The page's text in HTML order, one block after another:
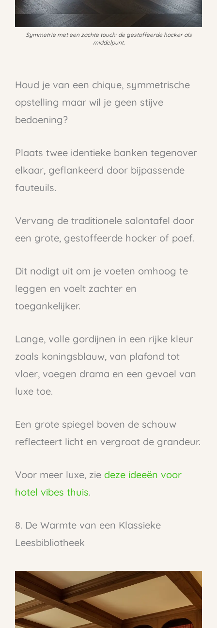
Symmetrie met een zachte touch: de gestoffeerde hocker als
middelpunt.
Houd je van een chique, symmetrische
opstelling maar wil je geen stijve
bedoening?
Plaats twee identieke banken tegenover
elkaar, geflankeerd door bijpassende
fauteuils.
Vervang de traditionele salontafel door
een grote, gestoffeerde hocker of poef.
Dit nodigt uit om je voeten omhoog te
leggen en voelt zachter en
toegankelijker.
Lange, volle gordijnen in een rijke kleur
zoals koningsblauw, van plafond tot
vloer, voegen drama en een gevoel van
luxe toe.
Een grote spiegel boven de schouw
reflecteert licht en vergroot de grandeur.
Voor meer luxe, zie deze ideeën voor
hotel vibes thuis.
8. De Warmte van een Klassieke
Leesbibliotheek